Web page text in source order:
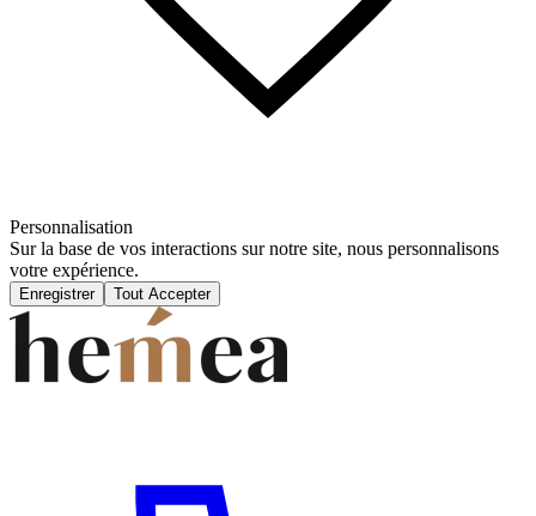
Personnalisation
Sur la base de vos interactions sur notre site, nous personnalisons
votre expérience.
Enregistrer Tout Accepter